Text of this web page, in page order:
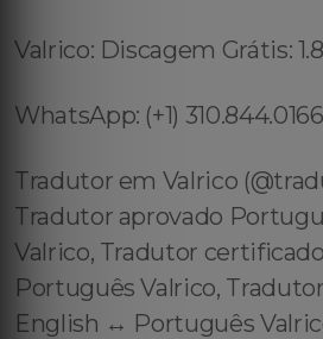
Valrico: Discagem Grátis:
WhatsApp: (+1) 310.844.0166
Tradutor em Valrico
Tradutor aprovado
Valrico, Tradutor
Português Valrico,
English ↔️ Português